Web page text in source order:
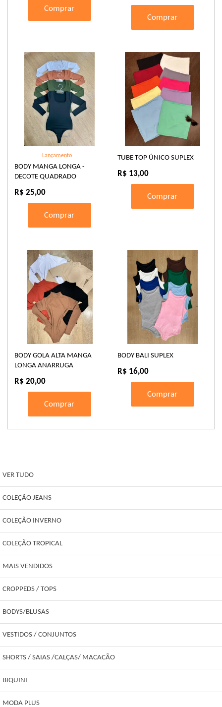
Comprar
Comprar
Lançamento
BODY MANGA LONGA -
DECOTE QUADRADO
R$ 25,00
Comprar
TUBE TOP ÚNICO SUPLEX
R$ 13,00
Comprar
BODY GOLA ALTA MANGA
LONGA ANARRUGA
R$ 20,00
Comprar
BODY BALI SUPLEX
R$ 16,00
Comprar
VER TUDO
COLEÇÃO JEANS
COLEÇÃO INVERNO
COLEÇÃO TROPICAL
MAIS VENDIDOS
CROPPEDS / TOPS
BODYS/BLUSAS
VESTIDOS / CONJUNTOS
SHORTS / SAIAS /CALÇAS/ MACACÃO
BIQUINI
MODA PLUS